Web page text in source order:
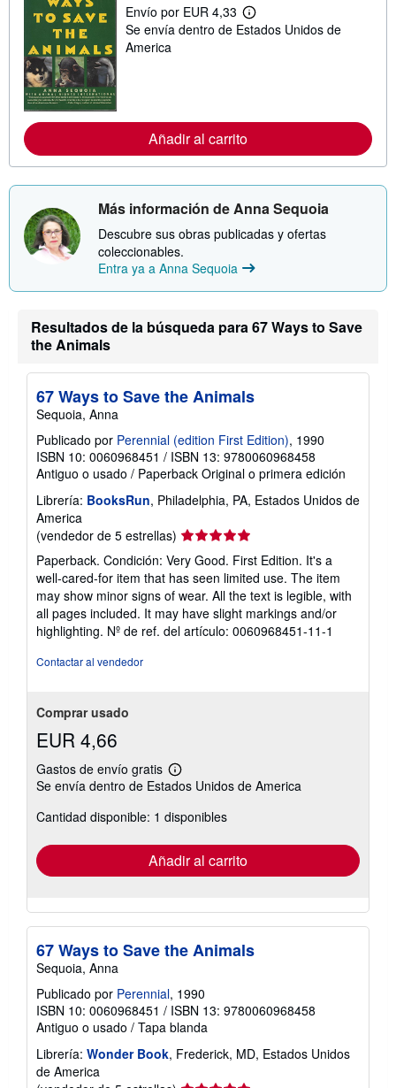
a
a
e
n
v
í
o
Envío por EUR 4,33
M
á
m
i
s
o
b
l
a
r
a
d
n
v
í
o
Se envía dentro de Estados Unidos de
America
Añadir al carrito
Más información de Anna Sequoia
Descubre sus obras publicadas y ofertas
coleccionables.
Entra ya a Anna Sequoia
Resultados de la búsqueda para 67 Ways to Save
the Animals
67 Ways to Save the Animals
Sequoia, Anna
Publicado por Perennial (edition First Edition), 1990
ISBN 10: 0060968451 / ISBN 13: 9780060968458
Antiguo o usado / Paperback Original o primera edición
Librería: BooksRun, Philadelphia, PA, Estados Unidos de
America
(vendedor de 5 estrellas) Calificación
vendedor:
5
de
5
estrellas
Paperback. Condición: Very Good. First Edition. It's a
well-cared-for item that has seen limited use. The item
may show minor signs of wear. All the text is legible, with
all pages included. It may have slight markings and/or
highlighting. Nº de ref. del artículo: 0060968451-11-1
Contactar al vendedor
Comprar usado
EUR 4,66
Gastos de envío gratis
Más
información
las
tarifas
envío
Se envía dentro de Estados Unidos de America
Cantidad disponible: 1 disponibles
Añadir al carrito
67 Ways to Save the Animals
Sequoia, Anna
Publicado por Perennial, 1990
ISBN 10: 0060968451 / ISBN 13: 9780060968458
Antiguo o usado / Tapa blanda
Librería: Wonder Book, Frederick, MD, Estados Unidos
de America